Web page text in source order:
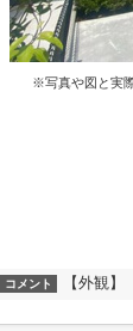
※写真や図と実
コメント 【外観】